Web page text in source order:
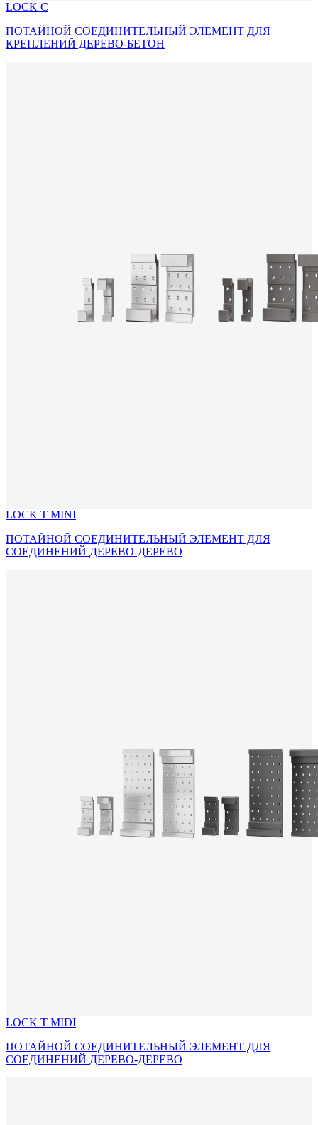
LOCK C
ПОТАЙНОЙ СОЕДИНИТЕЛЬНЫЙ ЭЛЕМЕНТ ДЛЯ
КРЕПЛЕНИЙ ДЕРЕВО-БЕТОН
LOCK T MINI
ПОТАЙНОЙ СОЕДИНИТЕЛЬНЫЙ ЭЛЕМЕНТ ДЛЯ
СОЕДИНЕНИЙ ДЕРЕВО-ДЕРЕВО
LOCK T MIDI
ПОТАЙНОЙ СОЕДИНИТЕЛЬНЫЙ ЭЛЕМЕНТ ДЛЯ
СОЕДИНЕНИЙ ДЕРЕВО-ДЕРЕВО